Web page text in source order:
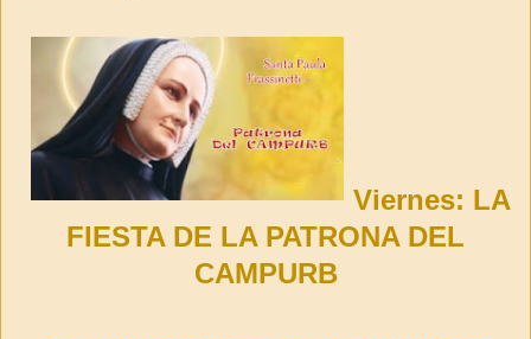
Viernes: LA
FIESTA DE LA PATRONA DEL
CAMPURB